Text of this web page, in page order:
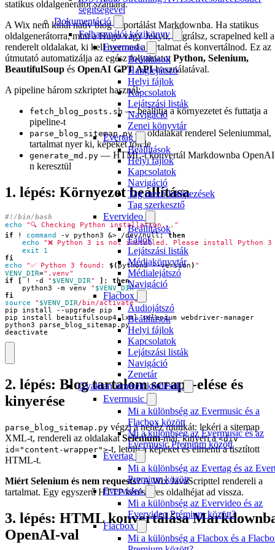
segítségével
Dokumentáció
Felhasználói kézikönyv
Evermusic
Beállítások
Hanglejátszó
Helyi fájlok
Kapcsolatok
Lejátszási listák
Navigáció
Zenei könyvtár
Evertag
Beállítások
Helyi fájlok
Kapcsolatok
Navigáció
Tag mező leképezések
Tag szerkesztő
Evervideo
Beállítások
Fájlok
Lejátszási listák
Médiakönyvtár
Médialejátszó
Navigáció
Flacbox
Audiojátszó
Beállítások
Helyi fájlok
Kapcsolatok
Lejátszási listák
Navigáció
Zenetár
Gyakran ismételt kérdések
Evermusic
Mi a különbség az Evermusic és a
Flacbox között
Mi a különbség az Evermusic és az
Evermusic Premium között
Evertag
Mi a különbség az Evertag és az
Premium között
Evervideo
Mi a különbség az Evervideo és az
Evervideo Prémium között?
Flacbox
Mi a különbség a Flacbox és a
statikus oldalgenerátor számára.
A Wix nem kínál natív blog exportálást Markdownba. Ha statikus
oldalgenerátorra, mint a Hugo vagy Jekyll, migrálsz, scrapelned kell a
renderelt oldalakat, ki kell nyerned a tartalmat és konvertálnod. Ez az
útmutató automatizálja az egész folyamatot Python, Selenium,
BeautifulSoup és OpenAI GPT APIhasználatával.
A pipeline három szkriptet használ:
fetch_blog_posts.sh — beállítja a környezetet és futtatja a
pipeline-t
parse_blog_sitemap.py— oldalakat renderel Seleniummal,
tartalmat nyer ki, képeket tölt le
generate_md.py — HTML-t konvertál Markdownba
n keresztül
1. lépés: Környezet beállítása
echo
"🔍 Checking Python installation..."
if ! command -v python3 &> /dev/null; then
echo
"❌ Python 3 is not installed. Please install Python
exit
1
fi
echo
"✅ Python 3 found: $(python3 --version) "
VENV_DIR=".venv"
if
[ ! -d " $VENV_DIR" ] ;
then
    python3 -m venv
" $VENV_DIR"
fi
source
" $VENV_DIR/bin/activate"
deactivate
2. lépés: Blog tartalom scrape-elése és
kinyerése
parse_blog_sitemap.py végzi a nehéz munkát: lekéri a sitemap
XML-t, rendereli az oldalakatSelenium-mal, kinyeri a<div
id="content-wrapper">-t, letölti a képeket és elmenti a tisztított
HTML-t.
Miért Selenium és nem requests?A Wix JavaScripttel rendereli a
tartalmat. Egy egyszerű HTTP kérés üres oldalhéjat ad vissza.
3. lépés: HTML konvertálása
OpenAI-val